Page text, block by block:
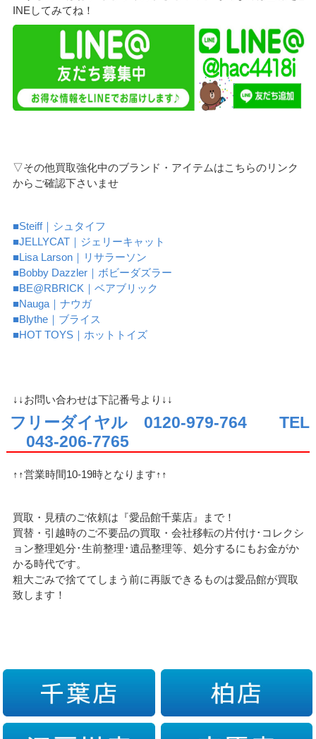
INEしてみてね！
▽その他買取強化中のブランド・アイテムはこちらのリンク
からご確認下さいませ
■Steiff｜シュタイフ
■JELLYCAT｜ジェリーキャット
■Lisa Larson｜リサラーソン
■Bobby Dazzler｜ボビーダズラー
■BE@RBRICK｜ベアブリック
■Nauga｜ナウガ
■Blythe｜ブライス
■HOT TOYS｜ホットトイズ
↓↓お問い合わせは下記番号より↓↓
フリーダイヤル 0120-979-764
TEL
043-206-7765
↑↑営業時間10-19時となります↑↑
買取・見積のご依頼は『愛品館千葉店』まで！
買替・引越時のご不要品の買取・会社移転の片付け･コレクシ
ョン整理処分･生前整理･遺品整理等、処分するにもお金がか
かる時代です。
粗大ごみで捨ててしまう前に再販できるものは愛品館が買取
致します！